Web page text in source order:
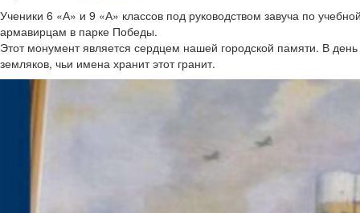
Ученики 6 «А» и 9 «А» классов под руководством завуча по
армавирцам в парке Победы.
Этот монумент является сердцем нашей городской памяти. В
земляков, чьи имена хранит этот гранит.